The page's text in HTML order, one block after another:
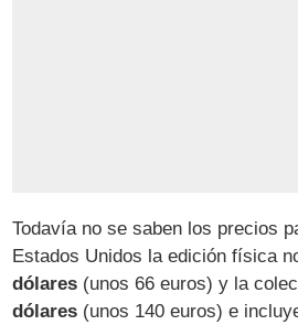
Todavía no se saben los precios
Estados Unidos la edición física
dólares (unos 66 euros) y la
dólares (unos 140 euros) e